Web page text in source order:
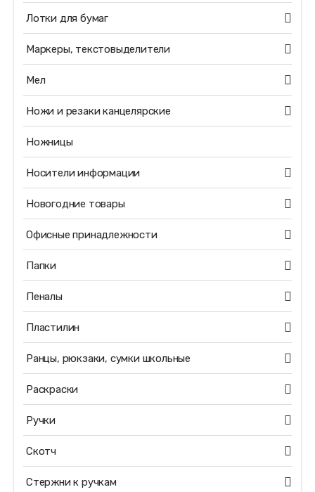
Лотки для бумаг
Маркеры, текстовыделители
Мел
Ножи и резаки канцелярские
Ножницы
Носители информации
Новогодние товары
Офисные принадлежности
Папки
Пеналы
Пластилин
Ранцы, рюкзаки, сумки школьные
Раскраски
Ручки
Скотч
Стержни к ручкам